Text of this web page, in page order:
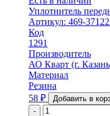
Уплотнитель
Артикул: 469-
Код
1291
Производитель
АО Кварт (г.
Материал
Резина
58 ₽
Добавить в
-